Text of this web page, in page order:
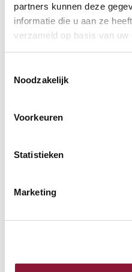
partners kunnen deze
informatie die u aan ze
verzameld op basis van
Noodzakelijk
Voorkeuren
Statistieken
Marketing
Beschikbaar